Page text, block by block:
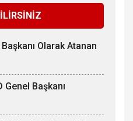
Olarak Atanan
Genel Başkanı